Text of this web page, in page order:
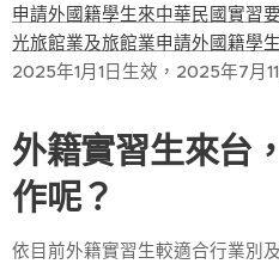
申請外國籍學生來中華民國實習
光旅館業及旅館業申請外國籍學
2025年1月1日生效，2025年7月
外籍實習生來台
作呢？
依目前外籍實習生較適合行業別